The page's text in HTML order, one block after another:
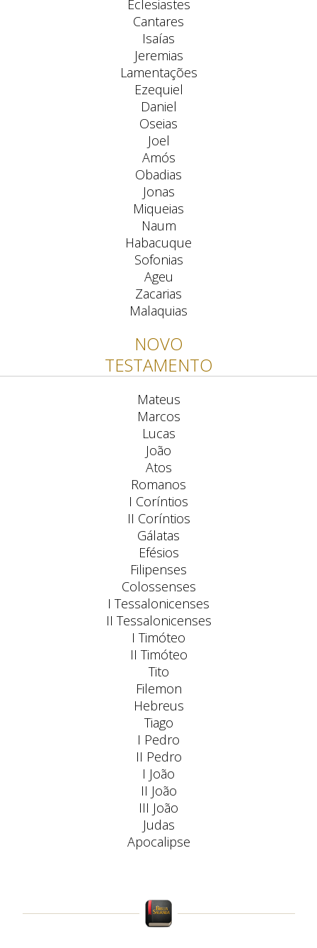
Eclesiastes
Cantares
Isaías
Jeremias
Lamentações
Ezequiel
Daniel
Oseias
Joel
Amós
Obadias
Jonas
Miqueias
Naum
Habacuque
Sofonias
Ageu
Zacarias
Malaquias
NOVO
TESTAMENTO
Mateus
Marcos
Lucas
João
Atos
Romanos
I Coríntios
II Coríntios
Gálatas
Efésios
Filipenses
Colossenses
I Tessalonicenses
II Tessalonicenses
I Timóteo
II Timóteo
Tito
Filemon
Hebreus
Tiago
I Pedro
II Pedro
I João
II João
III João
Judas
Apocalipse